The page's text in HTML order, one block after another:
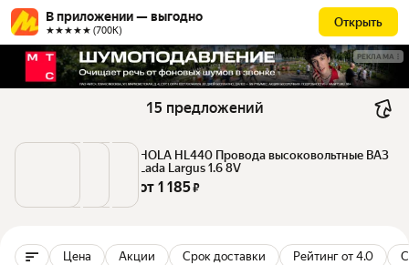
В приложении — выгодно
★★★★★ (700К)
Открыть
РЕКЛАМА
15 предложений
HOLA HL440 Провода высоковольтные ВАЗ
Lada Largus 1.6 8V
от 1 185 ₽
Цена Акции Срок доставки Рейтинг от 4.0